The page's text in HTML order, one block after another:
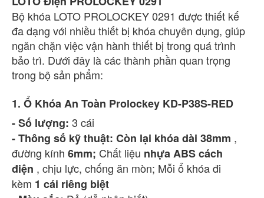
Bộ khóa LOTO PROLOCKEY 0291 được thiết kế
đa dạng với nhiều thiết bị khóa chuyên dụng, giúp
ngăn chặn việc vận hành thiết bị trong quá trình
bảo trì. Dưới đây là các thành phần quan trọng
trong bộ sản phẩm:
1. Ổ Khóa An Toàn Prolockey KD-P38S-RED
- Số lượng: 3 cái
- Thông số kỹ thuật: Còn lại khóa dài 38mm ,
đường kính 6mm; Chất liệu nhựa ABS cách
điện , chịu lực, chống ăn mòn; Mỗi ổ khóa đi
kèm 1 cái riêng biệt